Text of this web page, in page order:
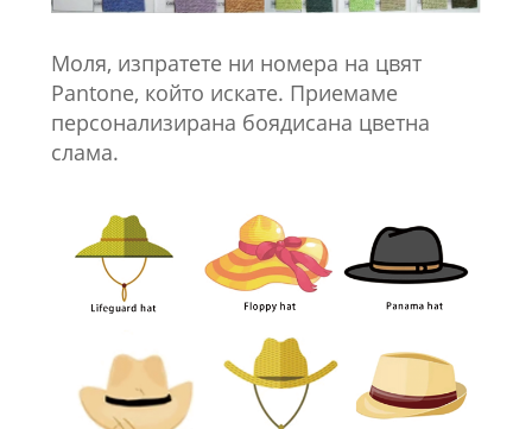
Моля, изпратете ни номера на цвят
Pantone, който искате. Приемаме
персонализирана боядисана цветна
слама.